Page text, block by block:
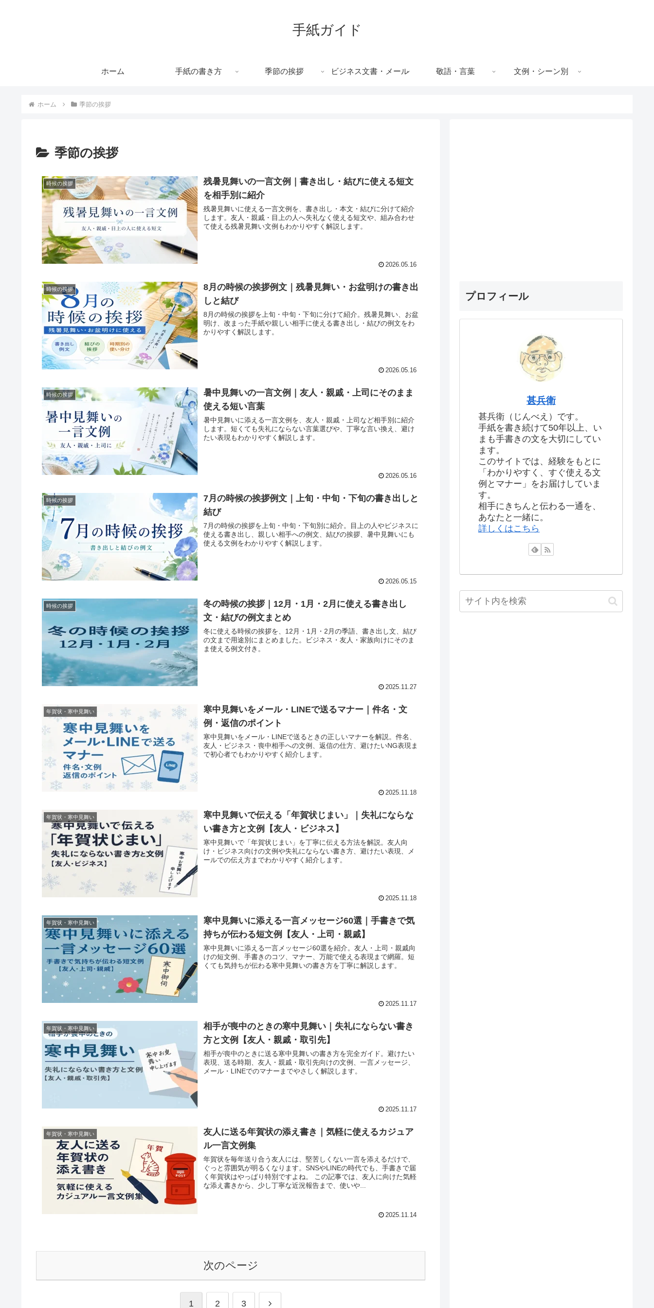
手紙ガイド
ホーム 手紙の書き方 季節の挨拶 ビジネス文書・メール 敬語・言葉 文例・シーン別
ホーム 季節の挨拶
季節の挨拶
時候の挨拶
残暑見舞いの一言文例｜書き出し・結びに使える短文
を相手別に紹介
残暑見舞いに使える一言文例を、書き出し・本文・結びに分けて紹介
します。友人・親戚・目上の人へ失礼なく使える短文や、組み合わせ
て使える残暑見舞い文例もわかりやすく解説します。
2026.05.16
時候の挨拶
8月の時候の挨拶例文｜残暑見舞い・お盆明けの書き出
しと結び
8月の時候の挨拶を上旬・中旬・下旬に分けて紹介。残暑見舞い、お盆
明け、改まった手紙や親しい相手に使える書き出し・結びの例文をわ
かりやすく解説します。
2026.05.16
時候の挨拶
暑中見舞いの一言文例｜友人・親戚・上司にそのまま
使える短い言葉
暑中見舞いに添える一言文例を、友人・親戚・上司など相手別に紹介
します。短くても失礼にならない言葉選びや、丁寧な言い換え、避け
たい表現もわかりやすく解説します。
2026.05.16
時候の挨拶
7月の時候の挨拶例文｜上旬・中旬・下旬の書き出しと
結び
7月の時候の挨拶を上旬・中旬・下旬別に紹介。目上の人やビジネスに
使える書き出し、親しい相手への例文、結びの挨拶、暑中見舞いにも
使える文例をわかりやすく解説します。
2026.05.15
時候の挨拶
冬の時候の挨拶｜12月・1月・2月に使える書き出し
文・結びの例文まとめ
冬に使える時候の挨拶を、12月・1月・2月の季語、書き出し文、結び
の文まで用途別にまとめました。ビジネス・友人・家族向けにそのま
ま使える例文付き。
2025.11.27
年賀状・寒中見舞い
寒中見舞いをメール・LINEで送るマナー｜件名・文
例・返信のポイント
寒中見舞いをメール・LINEで送るときの正しいマナーを解説。件名、
友人・ビジネス・喪中相手への文例、返信の仕方、避けたいNG表現ま
で初心者でもわかりやすく紹介します。
2025.11.18
年賀状・寒中見舞い
寒中見舞いで伝える「年賀状じまい」｜失礼にならな
い書き方と文例【友人・ビジネス】
寒中見舞いで「年賀状じまい」を丁寧に伝える方法を解説。友人向
け・ビジネス向けの文例や失礼にならない書き方、避けたい表現、メ
ールでの伝え方までわかりやすく紹介します。
2025.11.18
年賀状・寒中見舞い
寒中見舞いに添える一言メッセージ60選｜手書きで気
持ちが伝わる短文例【友人・上司・親戚】
寒中見舞いに添える一言メッセージ60選を紹介。友人・上司・親戚向
けの短文例、手書きのコツ、マナー、万能で使える表現まで網羅。短
くても気持ちが伝わる寒中見舞いの書き方を丁寧に解説します。
2025.11.17
年賀状・寒中見舞い
相手が喪中のときの寒中見舞い｜失礼にならない書き
方と文例【友人・親戚・取引先】
相手が喪中のときに送る寒中見舞いの書き方を完全ガイド。避けたい
表現、送る時期、友人・親戚・取引先向けの文例、一言メッセージ、
メール・LINEでのマナーまでやさしく解説します。
2025.11.17
年賀状・寒中見舞い
友人に送る年賀状の添え書き｜気軽に使えるカジュア
ル一言文例集
年賀状を毎年送り合う友人には、堅苦しくない一言を添えるだけで、
ぐっと雰囲気が明るくなります。SNSやLINEの時代でも、手書きで届
く年賀状はやっぱり特別ですよね。 この記事では、友人に向けた気軽
な添え書きから、少し丁寧な近況報告まで、使いや...
2025.11.14
次のページ
1 2 3 次
プロフィール
甚兵衛
甚兵衛（じんべえ）です。
手紙を書き続けて50年以上、い
まも手書きの文を大切にしてい
ます。
このサイトでは、経験をもとに
「わかりやすく、すぐ使える文
例とマナー」をお届けしていま
す。
相手にきちんと伝わる一通を、
あなたと一緒に。
詳しくはこちら